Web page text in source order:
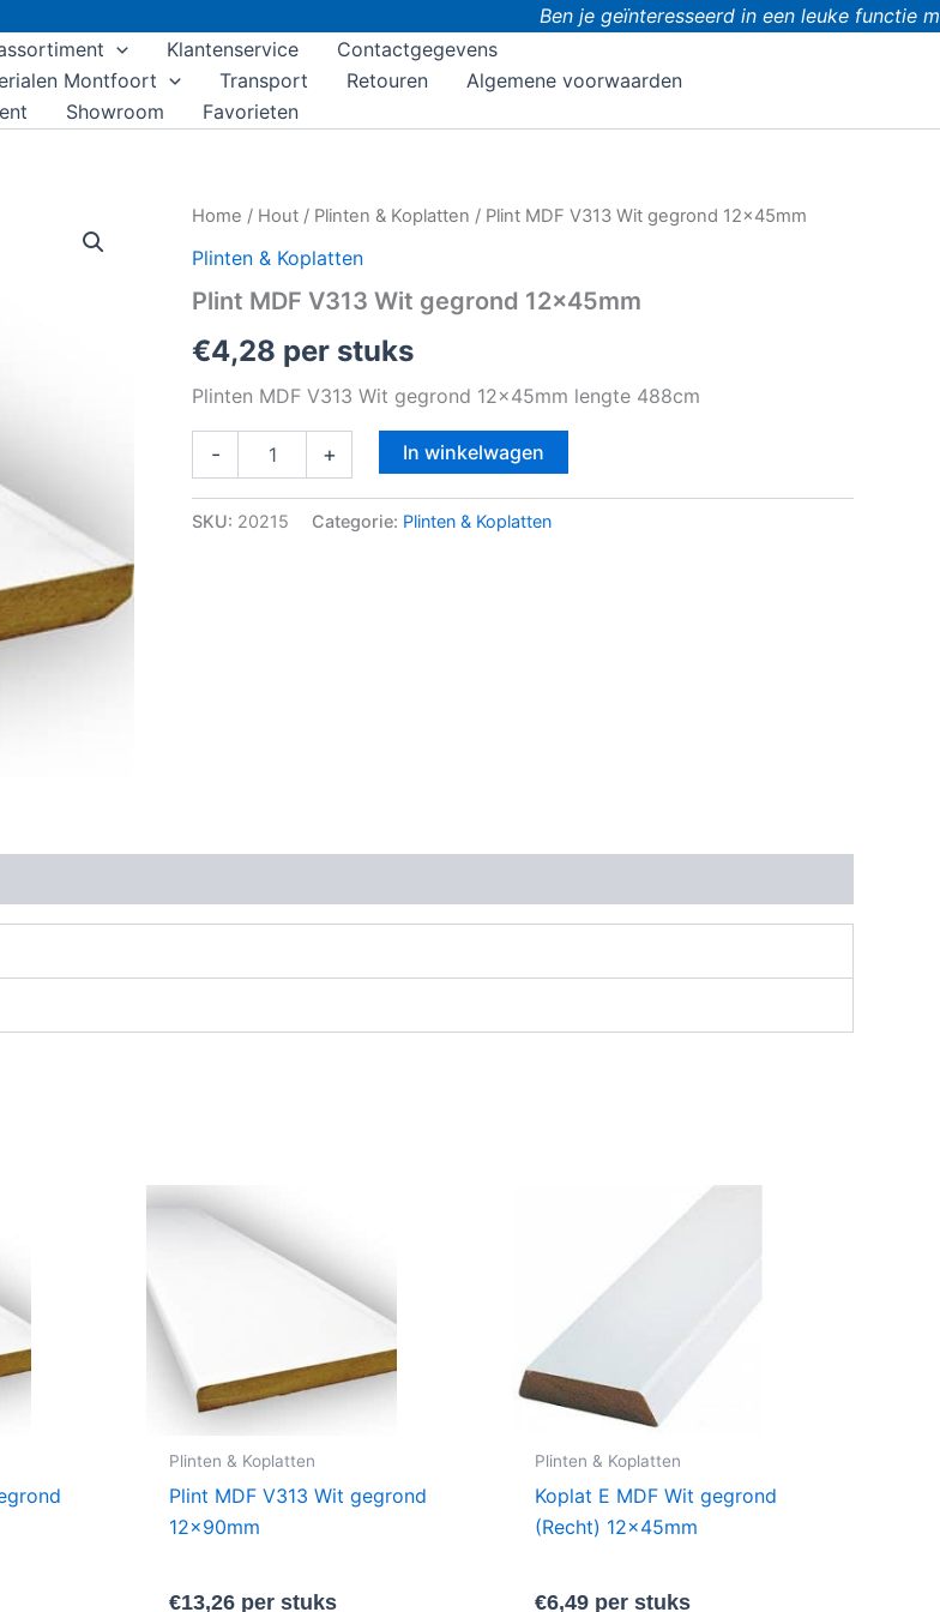
Ben je geïnteresseerd in een leuke functie
Klantenservice
Contactgegevens
Montfoort
Transport Retouren
Algemene voorwaarden
Showroom Favorieten
Home / Hout / Plinten & Koplatten / Plint MDF V313 Wit gegrond 12x45mm
Plinten & Koplatten
Plint MDF V313 Wit gegrond 12x45mm
€4,28 per stuks
Plinten MDF V313 Wit gegrond 12x45mm lengte 488cm
-
Plint
V313
gegrond
aantal
+ In winkelwagen
SKU: 20215 Categorie: Plinten & Koplatten
Plinten & Koplatten
Plint MDF V313 Wit gegrond
12x90mm
€13,26 per stuks
Plinten & Koplatten
Koplat E MDF Wit gegrond
(Recht) 12x45mm
€6,49 per stuks